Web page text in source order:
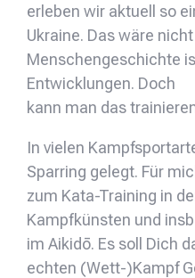
erleben wir aktuell so
Ukraine. Das wäre
Menschengeschichte
Entwicklungen. Doch
kann man das
In vielen
Sparring gelegt. Für
zum Kata-Training in
Kampfkünsten und
im Aikidō. Es soll Dich
echten (Wett-)Kampf